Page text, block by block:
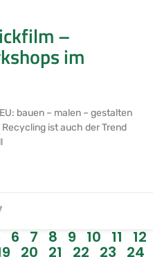
–
im
bauen – malen – gestalten
ist auch der Trend
6 7 8 9 10 11 12
20 21 22 23 24